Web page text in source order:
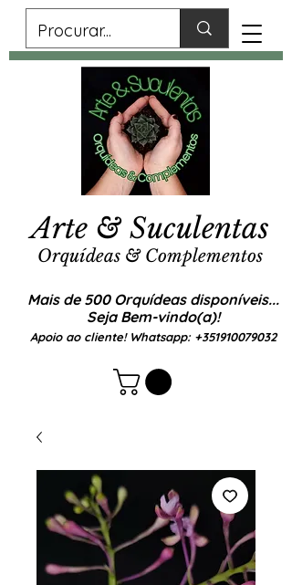
Mais de 500 Orquídeas disponíveis...
Seja Bem-vindo(a)!
Apoio ao cliente! Whatsapp: +351910079032
Arte & Suculentas
Orquídeas & Complementos